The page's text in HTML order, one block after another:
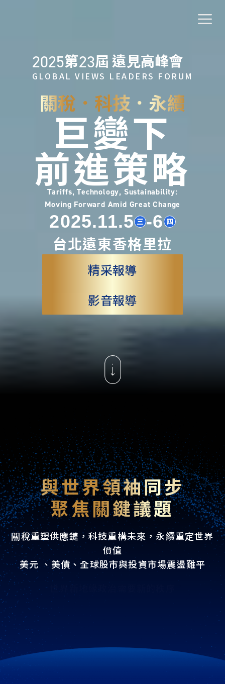
2025第23屆 遠見高峰會
GLOBAL VIEWS LEADERS FORUM
關稅．科技．永續
巨變下
前進策略
Tariffs, Technology, Sustainability:
Moving Forward Amid Great Change
2025.11.5 三 -6 四
台北遠東香格里拉
精采報導
影音報導
與世界領袖同步
聚焦關鍵議題
關稅重塑供應鏈，科技重構未來，永續重定世界
價值
美元 、美債、全球股市與投資市場震盪難平
世界新地緣政治需要新的秩序
科技持續加速演進 生成式AI進入全面落地時代
科技與AI帶來的機會與挑戰 將創造全新企業局